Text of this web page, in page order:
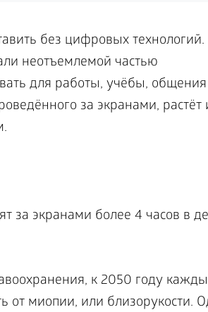
без цифровых технологий.
неотъемлемой частью
для работы, учёбы,
за экранами, растёт
за экранами более 4 часов в
к 2050 году
от миопии, или близорукости.